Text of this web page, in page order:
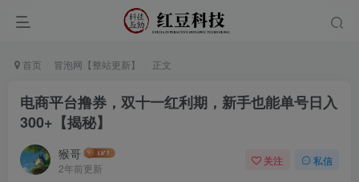
首页 冒泡网【整站更新】 正文
电商平台撸券，双十一红利期，新手也能单号日入
300+【揭秘】
猴哥
2年前更新
关注 私信